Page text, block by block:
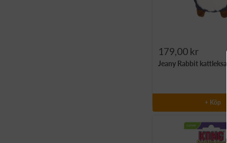
Rea-
pris
179,00 kr
Jeany Rabbit
+ Köp